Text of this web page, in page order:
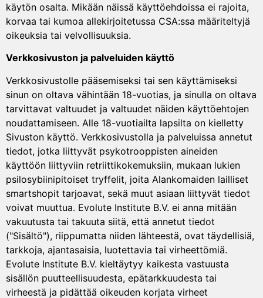
käytön osalta. Mikään näissä käyttöehdoissa ei rajoita,
korvaa tai kumoa allekirjoitetussa CSA:ssa määriteltyjä
oikeuksia tai velvollisuuksia.
Verkkosivuston ja palveluiden käyttö
Verkkosivustolle pääsemiseksi tai sen käyttämiseksi
sinun on oltava vähintään 18-vuotias, ja sinulla on oltava
tarvittavat valtuudet ja valtuudet näiden käyttöehtojen
noudattamiseen. Alle 18-vuotiailta lapsilta on kielletty
Sivuston käyttö. Verkkosivustolla ja palveluissa annetut
tiedot, jotka liittyvät psykotrooppisten aineiden
käyttöön liittyviin retriittikokemuksiin, mukaan lukien
psilosybiinipitoiset tryffelit, joita Alankomaiden lailliset
smartshopit tarjoavat, sekä muut asiaan liittyvät tiedot
voivat muuttua. Evolute Institute B.V. ei anna mitään
vakuutusta tai takuuta siitä, että annetut tiedot
("Sisältö"), riippumatta niiden lähteestä, ovat täydellisiä,
tarkkoja, ajantasaisia, luotettavia tai virheettömiä.
Evolute Institute B.V. kieltäytyy kaikesta vastuusta
sisällön puutteellisuudesta, epätarkkuudesta tai
virheestä ja pidättää oikeuden korjata virheet